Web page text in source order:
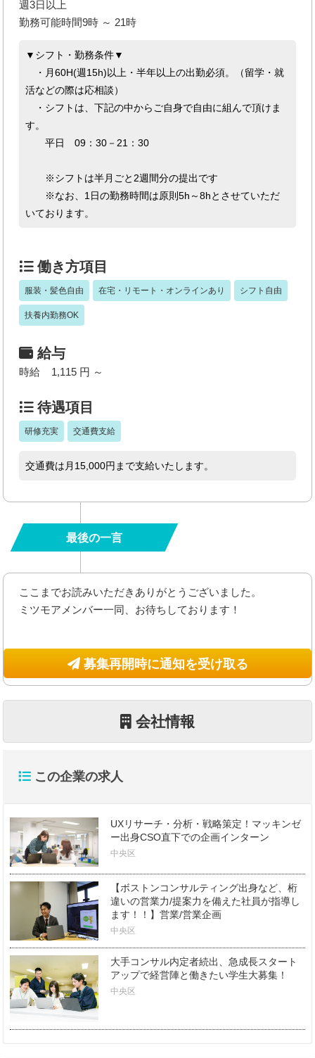
週3日以上
勤務可能時間9時 ～ 21時
▼シフト・勤務条件▼
・月60H(週15h)以上・半年以上の出勤必須。（留学・就
活などの際は応相談）
・シフトは、下記の中からご自身で自由に組んで頂けま
す。
平日 09：30－21：30
※シフトは半月ごと2週間分の提出です
※なお、1日の勤務時間は原則5h～8hとさせていただ
いております。
働き方項目
服装・髪色自由 在宅・リモート・オンラインあり シフト自由
扶養内勤務OK
給与
時給 1,115 円 ～
待遇項目
研修充実 交通費支給
交通費は月15,000円まで支給いたします。
最後の一言
ここまでお読みいただきありがとうございました。
ミツモアメンバー一同、お待ちしております！
募集再開時に通知を受け取る
会社情報
この企業の求人
UXリサーチ・分析・戦略策定！マッキンゼ
ー出身CSO直下での企画インターン
中央区
【ボストンコンサルティング出身など、桁
違いの営業力/提案力を備えた社員が指導し
ます！！】営業/営業企画
中央区
大手コンサル内定者続出、急成長スタート
アップで経営陣と働きたい学生大募集！
中央区